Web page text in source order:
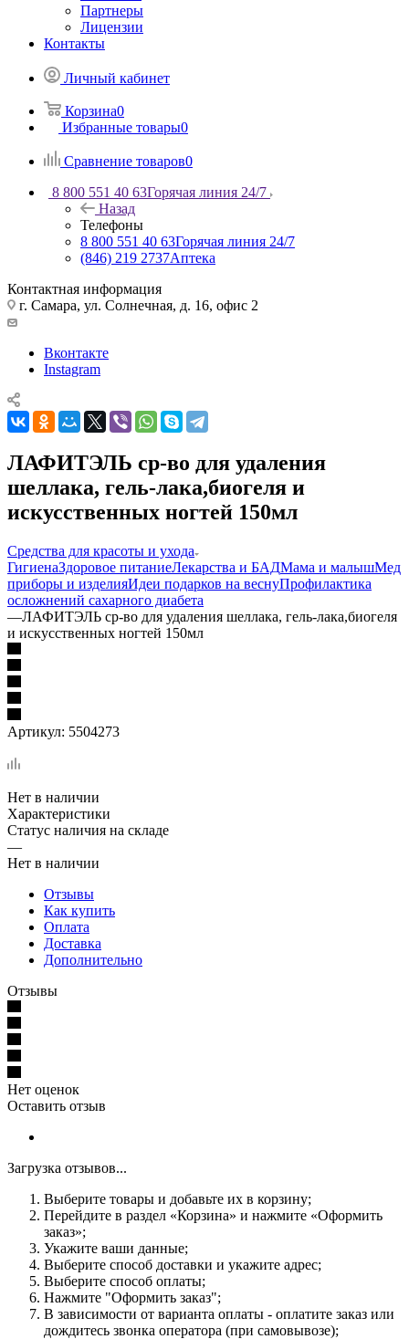
Партнеры
Лицензии
Контакты
Личный кабинет
Корзина0
Избранные товары0
Сравнение товаров0
8 800 551 40 63Горячая линия 24/7
Назад
Телефоны
8 800 551 40 63Горячая линия 24/7
(846) 219 2737Аптека
Контактная информация
г. Самара, ул. Солнечная, д. 16, офис 2
Вконтакте
Instagram
ЛАФИТЭЛЬ ср-во для удаления
шеллака, гель-лака,биогеля и
искусственных ногтей 150мл
Средства для красоты и ухода
ГигиенаЗдоровое питаниеЛекарства и БАДМама и малышМед
приборы и изделияИдеи подарков на веснуПрофилактика
осложнений сахарного диабета
—ЛАФИТЭЛЬ ср-во для удаления шеллака, гель-лака,биогеля
и искусственных ногтей 150мл
Артикул: 5504273
Нет в наличии
Характеристики
Статус наличия на складе
—
Нет в наличии
Отзывы
Как купить
Оплата
Доставка
Дополнительно
Отзывы
Нет оценок
Оставить отзыв
Загрузка отзывов...
Выберите товары и добавьте их в корзину;
Перейдите в раздел «Корзина» и нажмите «Оформить
заказ»;
Укажите ваши данные;
Выберите способ доставки и укажите адрес;
Выберите способ оплаты;
Нажмите "Оформить заказ";
В зависимости от варианта оплаты - оплатите заказ или
дождитесь звонка оператора (при самовывозе);